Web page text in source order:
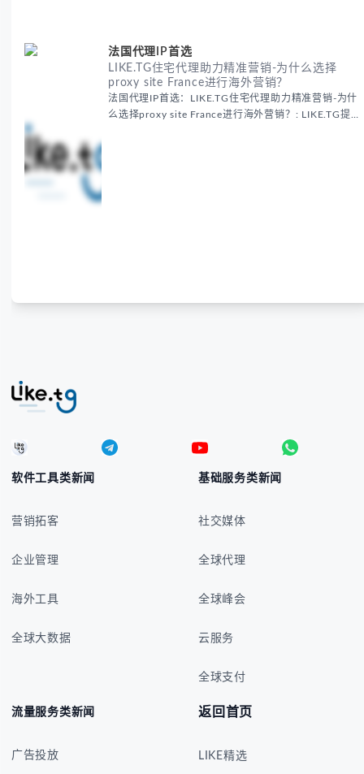
法国代理IP首选
LIKE.TG住宅代理助力精准营销-为什么选择
proxy site France进行海外营销？
法国代理IP首选：LIKE.TG住宅代理助力精准营销-为什
么选择proxy site France进行海外营销？: LIKE.TG提
软件工具类新闻
营销拓客
企业管理
海外工具
全球大数据
基础服务类新闻
社交媒体
全球代理
全球峰会
云服务
全球支付
流量服务类新闻
广告投放
返回首页
LIKE精选